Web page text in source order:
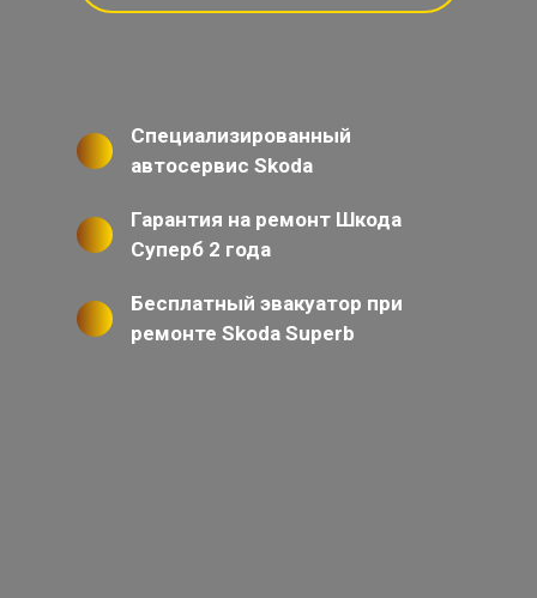
Специализированный
автосервис Skoda
Гарантия на ремонт Шкода
Суперб 2 года
Бесплатный эвакуатор при
ремонте Skoda Superb